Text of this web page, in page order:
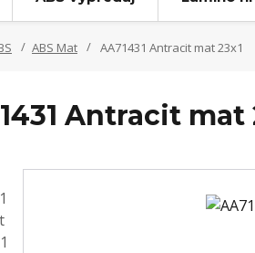
ABS Mat AA71431 Antracit mat 23x1
Antracit mat